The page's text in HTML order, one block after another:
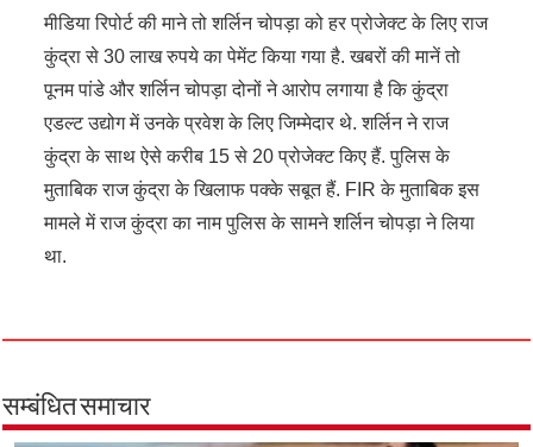
मीडिया रिपोर्ट की माने तो शर्लिन चोपड़ा को हर प्रोजेक्ट के लिए राज
कुंद्रा से 30 लाख रुपये का पेमेंट किया गया है. खबरों की मानें तो
पूनम पांडे और शर्लिन चोपड़ा दोनों ने आरोप लगाया है कि कुंद्रा
एडल्ट उद्योग में उनके प्रवेश के लिए जिम्मेदार थे. शर्लिन ने राज
कुंद्रा के साथ ऐसे करीब 15 से 20 प्रोजेक्ट किए हैं. पुलिस के
मुताबिक राज कुंद्रा के खिलाफ पक्के सबूत हैं. FIR के मुताबिक इस
मामले में राज कुंद्रा का नाम पुलिस के सामने शर्लिन चोपड़ा ने लिया
था.
सम्बंधित समाचार